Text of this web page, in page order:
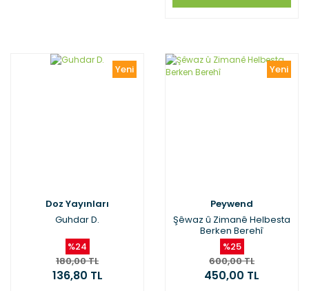
Yeni
Doz Yayınları
Guhdar D.
%24
180,00 TL
136,80 TL
Yeni
Peywend
Şêwaz û Zimanê Helbesta
Berken Berehî
%25
600,00 TL
450,00 TL